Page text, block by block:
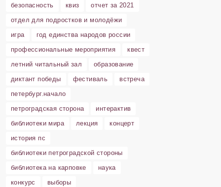
безопасность
квиз
отчет за 2021
отдел для подростков и молодёжи
игра
год единства народов россии
профессиональные мероприятия
квест
летний читальный зал
образование
диктант победы
фестиваль
встреча
петербург.начало
петроградская сторона
интерактив
библиотеки мира
лекция
концерт
история пс
библиотеки петроградской стороны
библиотека на карповке
наука
конкурс
выборы